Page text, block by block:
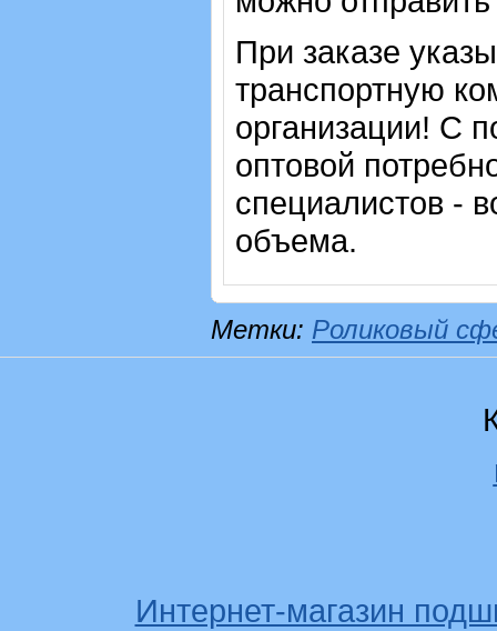
При заказе
транспортную
организации! С
оптовой
специалистов -
объема.
Метки: Роликовый
Интернет-магазин